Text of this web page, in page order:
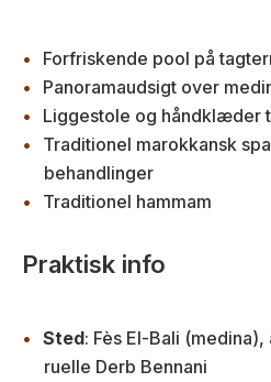
Forfriskende pool på
Panoramaudsigt over
Liggestole og håndklæder
Traditionel marokkansk
behandlinger
Traditionel hammam
Praktisk info
Sted: Fès El-Bali
ruelle Derb Bennani